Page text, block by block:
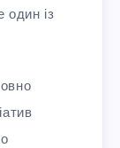
один із